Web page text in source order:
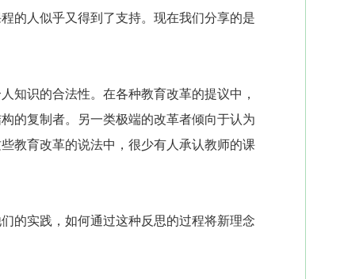
的人似乎又得到了支持。现在我们分享的是
识的合法性。在各种教育改革的提议中，
的复制者。另一类极端的改革者倾向于认为
教育改革的说法中，很少有人承认教师的课
实践，如何通过这种反思的过程将新理念